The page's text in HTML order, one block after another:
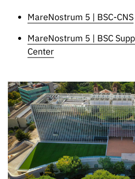
MareNostrum 5 | BSC-CNS
MareNostrum 5 | BSC
Center